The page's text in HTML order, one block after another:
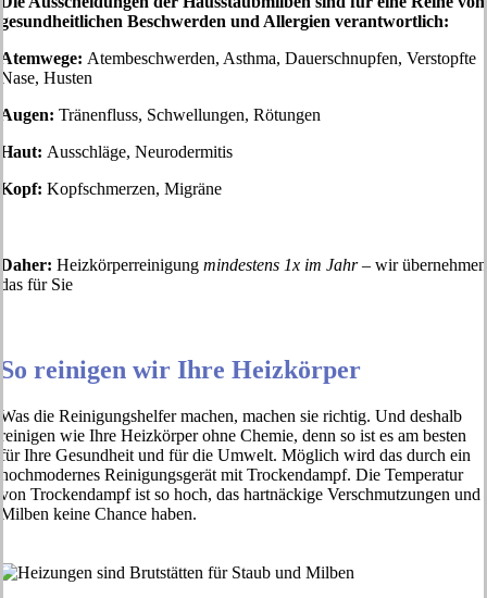
gesundheitlichen Beschwerden und Allergien verantwortlich:
Atemwege: Atembeschwerden, Asthma, Dauerschnupfen, Verstopfte
Nase, Husten
Augen: Tränenfluss, Schwellungen, Rötungen
Haut: Ausschläge, Neurodermitis
Kopf: Kopfschmerzen, Migräne
Daher: Heizkörperreinigung mindestens 1x im Jahr– wir übernehmen
das für Sie
So reinigen wir Ihre Heizkörper
Was die Reinigungshelfer machen, machen sie richtig. Und deshalb
reinigen wie Ihre Heizkörper ohne Chemie, denn so ist es am besten
für Ihre Gesundheit und für die Umwelt. Möglich wird das durch ein
hochmodernes Reinigungsgerät mit Trockendampf. Die Temperatur
von Trockendampf ist so hoch, das hartnäckige Verschmutzungen und
Milben keine Chance haben.